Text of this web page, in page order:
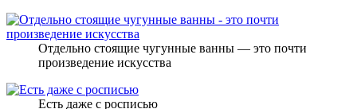
Отдельно стоящие чугунные ванны — это почти
произведение искусства
Есть даже с росписью